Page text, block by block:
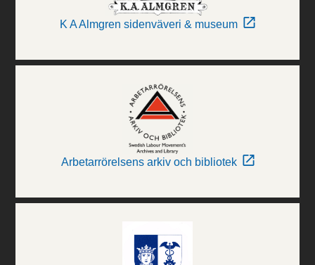
K A Almgren sidenväveri & museum
Arbetarrörelsens arkiv och bibliotek